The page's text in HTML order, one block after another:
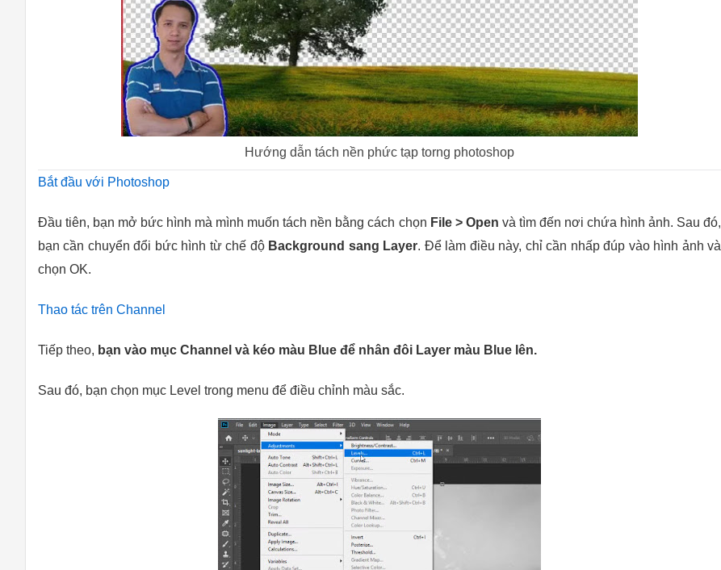
Hướng dẫn tách nền phức tạp torng photoshop
Bắt đầu với Photoshop
Đầu tiên, bạn mở bức hình mà mình muốn tách nền bằng cách chọn File > Open và tìm đến nơi chứa hình ảnh. Sau đó,
bạn cần chuyển đổi bức hình từ chế độ Background sang Layer. Để làm điều này, chỉ cần nhấp đúp vào hình ảnh và
chọn OK.
Thao tác trên Channel
Tiếp theo, bạn vào mục Channel và kéo màu Blue để nhân đôi Layer màu Blue lên.
Sau đó, bạn chọn mục Level trong menu để điều chỉnh màu sắc.